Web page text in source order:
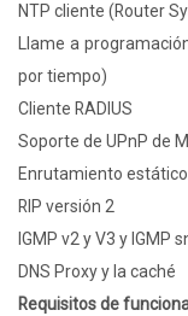
NTP cliente (Router
Llame a
por tiempo)
Cliente RADIUS
Soporte de UPnP de
Enrutamiento estático
RIP versión 2
IGMP v2 y V3 y IGMP
DNS Proxy y la caché
Requisitos de